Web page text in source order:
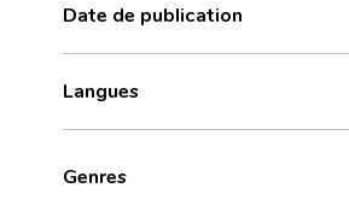
Date de publication
Langues
Genres